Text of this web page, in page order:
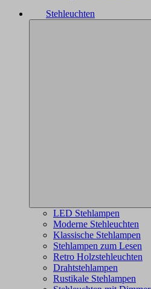
Stehleuchten
LED Stehlampen
Moderne Stehleuchten
Klassische Stehlampen
Stehlampen zum Lesen
Retro Holzstehleuchten
Drahtstehlampen
Rustikale Stehlampen